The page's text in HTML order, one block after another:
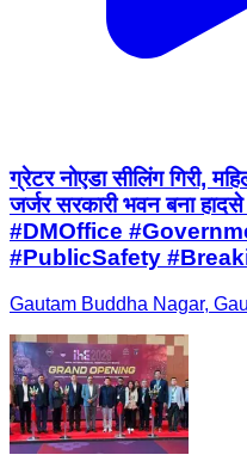
ग्रेटर नोएडा सीलिंग गिरी,
जर्जर सरकारी भवन बना
#DMOffice
#PublicSafety
Gautam Buddha Nagar,